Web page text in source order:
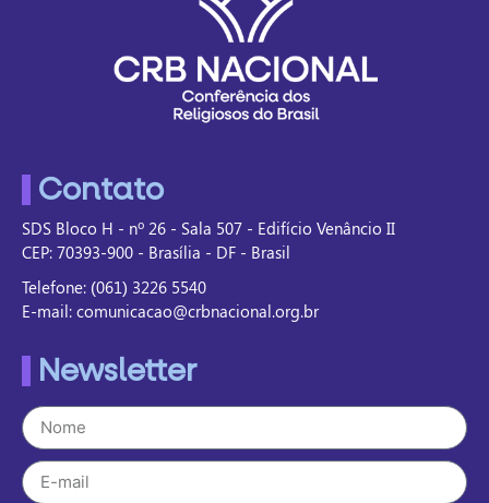
Contato
SDS Bloco H - nº 26 - Sala 507 - Edifício Venâncio II
CEP: 70393-900 - Brasília - DF - Brasil
Telefone: (061) 3226 5540
E-mail: comunicacao@crbnacional.org.br
Newsletter